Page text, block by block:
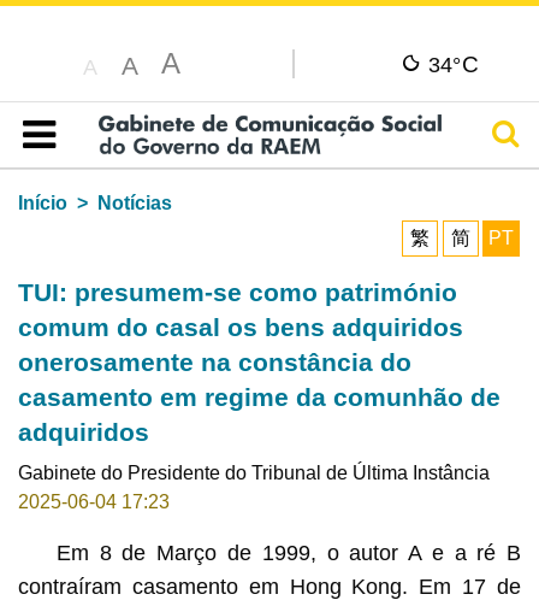
A A A 34°C
Índice
Início
Notícias
繁
简 PT
TUI: presumem-se como património
comum do casal os bens adquiridos
onerosamente na constância do
casamento em regime da comunhão de
adquiridos
Gabinete do Presidente do Tribunal de Última Instância
2025-06-04 17:23
Em 8 de Março de 1999, o autor A e a ré B
contraíram casamento em Hong Kong. Em 17 de